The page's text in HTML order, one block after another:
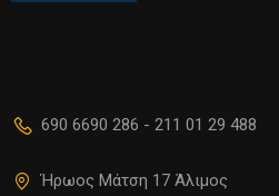
690 6690 286 - 211 01 29 488
Ήρωος Μάτση 17 Άλιμος